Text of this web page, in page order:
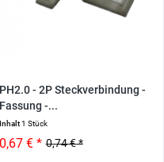
PH2.0 - 2P Steckverbindung -
Fassung -...
Inhalt1 Stück
0,74 € *
0,67 € *